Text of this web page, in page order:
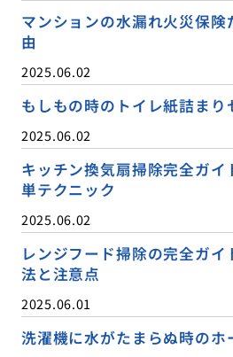
マンションの水漏れ火災保
由
2025.06.02
もしもの時のトイレ紙詰まり
2025.06.02
キッチン換気扇掃除完全ガ
単テクニック
2025.06.02
レンジフード掃除の完全ガ
法と注意点
2025.06.01
洗濯機に水がたまらぬ時のホ